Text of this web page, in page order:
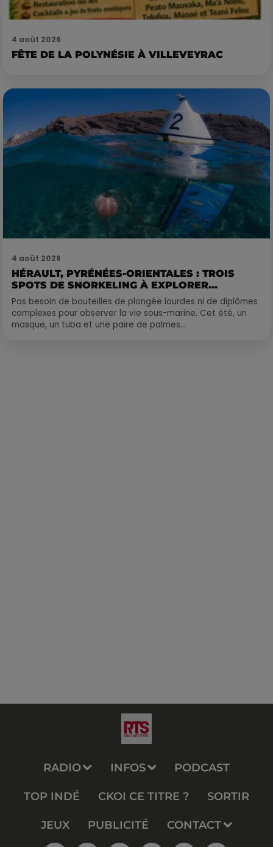
4 août 2026
FÊTE DE LA POLYNÉSIE À VILLEVEYRAC
4 août 2026
HÉRAULT, PYRÉNÉES-ORIENTALES : TROIS
SPOTS DE SNORKELING À EXPLORER...
Pas besoin de bouteilles de plongée lourdes ni de diplômes
complexes pour observer la vie sous-marine. Cet été, un
masque, un tuba et une paire de palmes...
RADIO INFOS PODCAST
TOP INDÉ CKOI CE TITRE ? SORTIR
JEUX PUBLICITÉ CONTACT